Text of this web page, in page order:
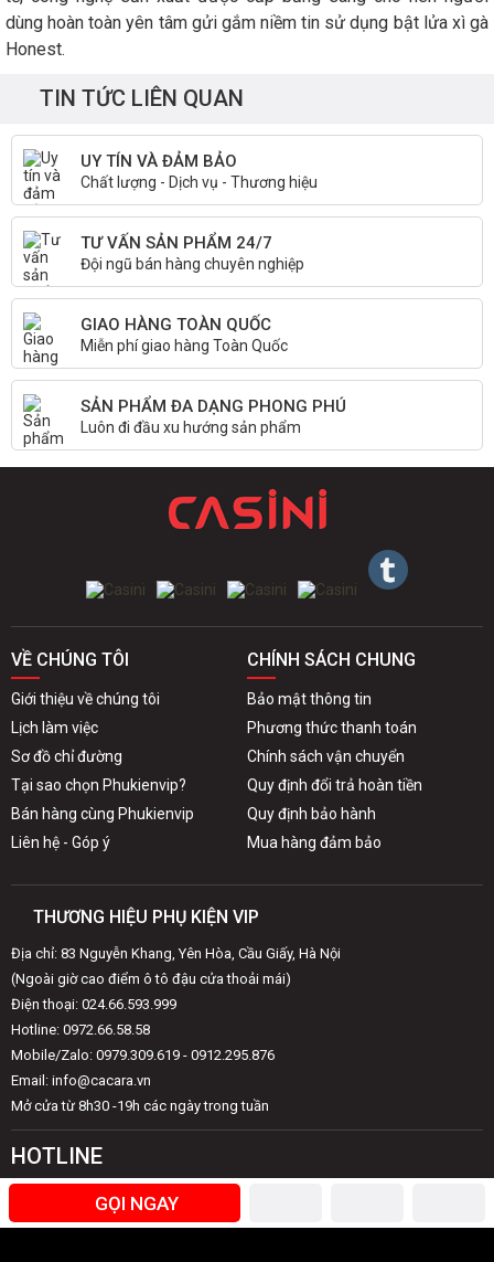
dùng hoàn toàn yên tâm gửi gắm niềm tin sử dụng bật lửa xì gà
Honest.
TIN TỨC LIÊN QUAN
UY TÍN VÀ ĐẢM BẢO
Chất lượng - Dịch vụ - Thương hiệu
TƯ VẤN SẢN PHẨM 24/7
Đội ngũ bán hàng chuyên nghiệp
GIAO HÀNG TOÀN QUỐC
Miễn phí giao hàng Toàn Quốc
SẢN PHẨM ĐA DẠNG PHONG PHÚ
Luôn đi đầu xu hướng sản phẩm
VỀ CHÚNG TÔI
Giới thiệu về chúng tôi
Lịch làm việc
Sơ đồ chỉ đường
Tại sao chọn Phukienvip?
Bán hàng cùng Phukienvip
Liên hệ - Góp ý
CHÍNH SÁCH CHUNG
Bảo mật thông tin
Phương thức thanh toán
Chính sách vận chuyển
Quy định đổi trả hoàn tiền
Quy định bảo hành
Mua hàng đảm bảo
THƯƠNG HIỆU PHỤ KIỆN VIP
Địa chỉ: 83 Nguyễn Khang, Yên Hòa, Cầu Giấy, Hà Nội
(Ngoài giờ cao điểm ô tô đậu cửa thoải mái)
Điện thoại: 024.66.593.999
Hotline: 0972.66.58.58
Mobile/Zalo: 0979.309.619 - 0912.295.876
Email: info@cacara.vn
Mở cửa từ 8h30 -19h các ngày trong tuần
HOTLINE
Giải đáp thắc mắc & khiếu nại
0979.309.619(8h00 - 20h00)
GỌI NGAY